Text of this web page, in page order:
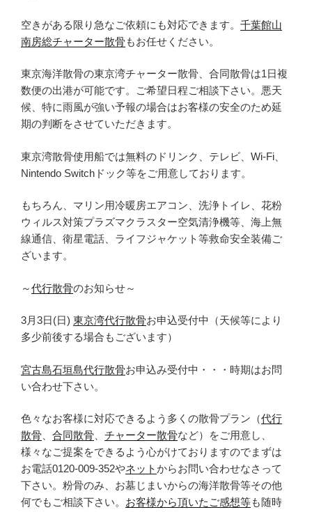
空きがある限り急なご依頼にも対応できます。 千葉館山
南房総チャーター散骨もお任せください。
東京海洋散骨の東京湾チャーター散骨、合同散骨は1日複
数便の出港が可能です。ご希望日程ご相談下さい。悪天
候、特に雨風が強い予報の場合はお客様の安全のため延
期の判断をさせていただきます。
東京湾散骨使用船では無料のドリンク、テレビ、Wi-Fi、
Nintendo Switchドック等をご用意しております。
もちろん、マリン用冷暖房エアコン、洗浄トイレ、花粉
ウィルス対策プラズマクラスター空気清浄機等、海上無
線通信、衛星電話、ライフジャケット等救命安全装備ご
ざいます。
～代行散骨のお知らせ～
3月3日(日) 東京湾代行散骨お申込受付中（天候等により
多少前後する場合もございます）
宮古島石垣島代行散骨お申込み受付中・・・時期はお問
い合わせ下さい。
色々なお客様に対応できるよう多くの散骨プラン（代行
散骨
合同散骨 チャーター散骨など）をご用意し、
様々なご提案をできるよう心がけておりますのでまずは
お電話0120-009-352やネットからお問い合わせなさって
下さい。粉骨のみ、お墓じまいからの海洋散骨等その他
何でもご相談下さい。 お客様から頂いたご感想等も随時